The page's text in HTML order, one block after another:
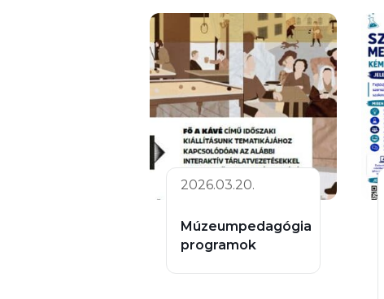
2026.03.20.
Múzeumpedagógia
programok